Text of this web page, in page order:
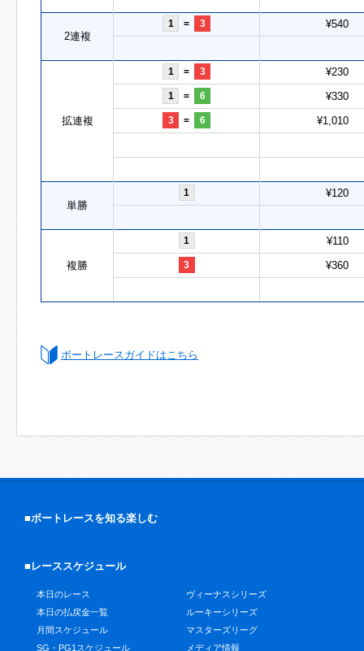
2連複
1 = 3 ¥540
拡連複
1 = 3 ¥230
1 = 6 ¥330
3 = 6 ¥1,010
単勝
1 ¥120
複勝
1 ¥110
3 ¥360
ボートレースガイドはこちら
■ボートレースを知る楽しむ
■レーススケジュール
本日のレース
本日の払戻金一覧
月間スケジュール
SG・PG1スケジュール
ヴィーナスシリーズ
ルーキーシリーズ
マスターズリーグ
メディア情報